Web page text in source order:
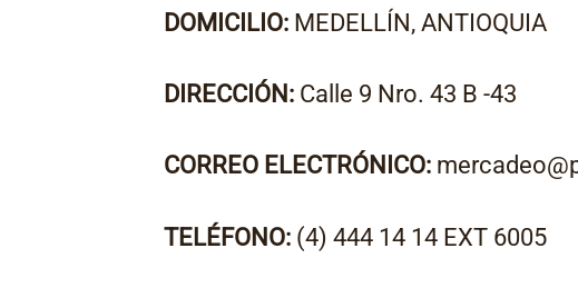
DOMICILIO: MEDELLÍN, ANTIOQUIA
DIRECCIÓN: Calle 9 Nro. 43 B -43
CORREO ELECTRÓNICO:
TELÉFONO: (4) 444 14 14 EXT 6005